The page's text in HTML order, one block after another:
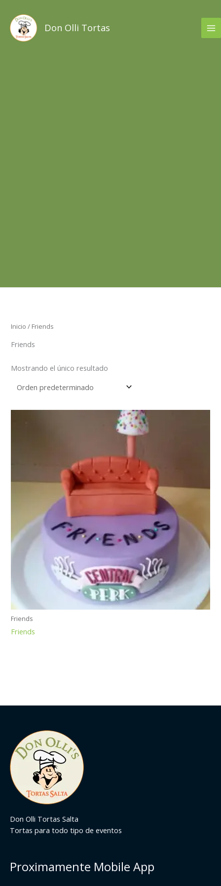
contenido
Don Olli Tortas
Inicio / Friends
Friends
Mostrando el único resultado
Friends
Friends
Don Olli Tortas Salta
Tortas para todo tipo de eventos
Proximamente Mobile App